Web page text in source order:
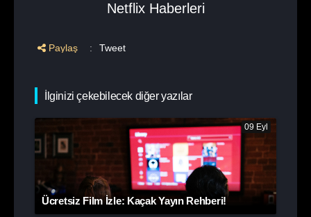
Netflix Haberleri
Paylaş : Tweet
İlginizi çekebilecek diğer yazılar
09 Eyl
Ücretsiz Film İzle: Kaçak Yayın Rehberi!